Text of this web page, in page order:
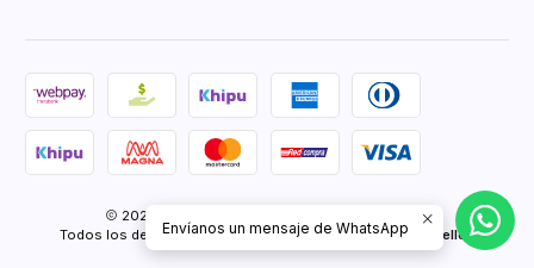
2026 TCenter Tu Tienda de Tecnología y mas.
Todos los derechos reservados.Desarrollado por Jumpseller.
Envíanos un mensaje de WhatsApp